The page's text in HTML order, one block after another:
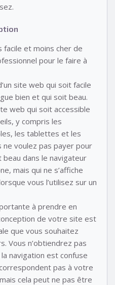
facile et moins cher de
pour le faire à
site web qui soit facile
bien et qui soit beau.
web qui soit accessible
y compris les
les tablettes et les
ne voulez pas payer pour
dans le navigateur
mais qui ne s’affiche
vous l’utilisez sur un
à prendre en
de votre site est
que vous souhaitez
Vous n’obtiendrez pas
navigation est confuse
pas à votre
cela peut ne pas être